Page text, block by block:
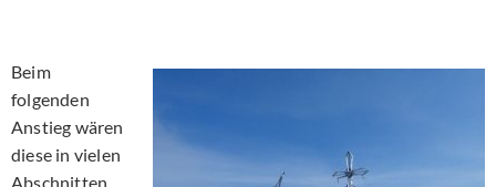
Beim
folgenden
Anstieg wären
diese in vielen
Abschnitten